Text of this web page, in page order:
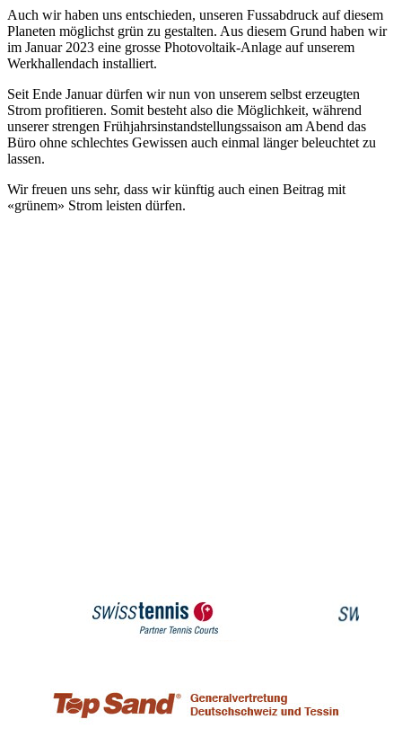
Auch wir haben uns entschieden, unseren Fussabdruck auf diesem
Planeten möglichst grün zu gestalten. Aus diesem Grund haben wir
im Januar 2023 eine grosse Photovoltaik-Anlage auf unserem
Werkhallendach installiert.
Seit Ende Januar dürfen wir nun von unserem selbst erzeugten
Strom profitieren. Somit besteht also die Möglichkeit, während
unserer strengen Frühjahrsinstandstellungssaison am Abend das
Büro ohne schlechtes Gewissen auch einmal länger beleuchtet zu
lassen.
Wir freuen uns sehr, dass wir künftig auch einen Beitrag mit
«grünem» Strom leisten dürfen.